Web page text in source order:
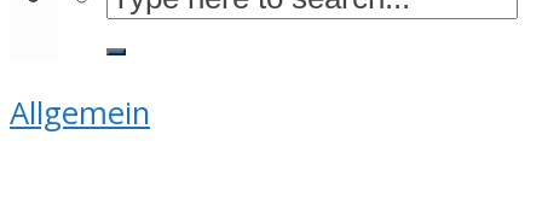
Allgemein